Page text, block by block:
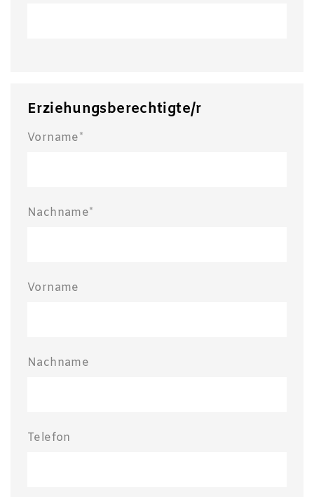
Erziehungsberechtigte/r
Vorname*
Nachname*
Vorname
Nachname
Telefon